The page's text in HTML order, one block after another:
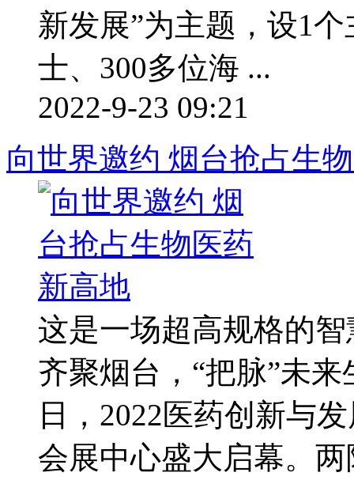
新发展”为主题，设1
士、300多位海 ...
2022-9-23 09:21
向世界邀约 烟台抢占生
这是一场超高规格的
齐聚烟台，“把脉”未
日，2022医药创新与
会展中心盛大启幕。